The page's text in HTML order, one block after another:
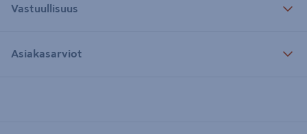
Vastuullisuus
Asiakasarviot